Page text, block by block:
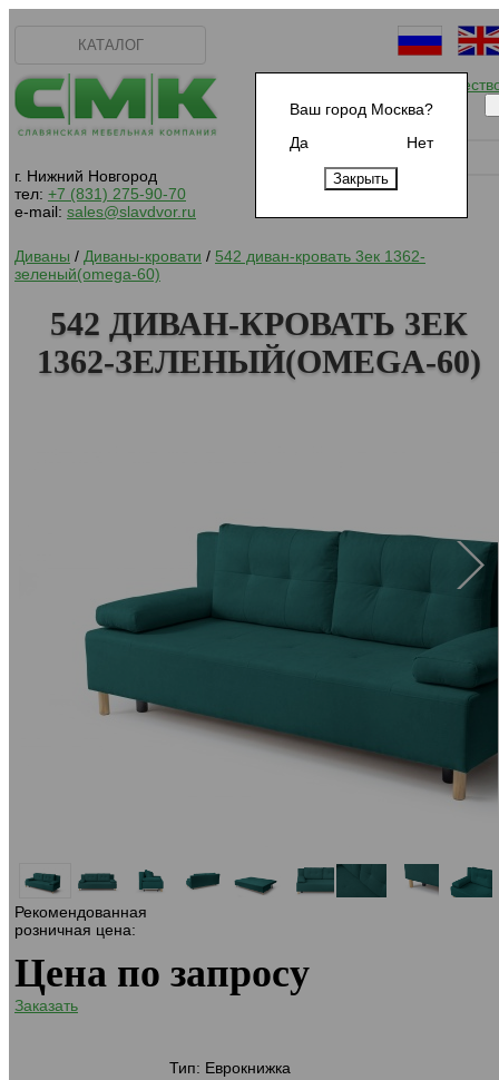
Ваш город Москва?
Да
Нет
КАТАЛОГ
г. Нижний Новгород
тел: +7 (831) 275-90-70
e-mail: sales@slavdvor.ru
Начать
Диваны / Диваны-кровати / 542 диван-кровать 3ек 1362-
зеленый(omega-60)
Рекомендованная
розничная цена:
Цена по запросу
Заказать
Тип: Еврокнижка
542 ДИВАН-КРОВАТЬ 3ЕК
1362-ЗЕЛЕНЫЙ(OMEGA-60)